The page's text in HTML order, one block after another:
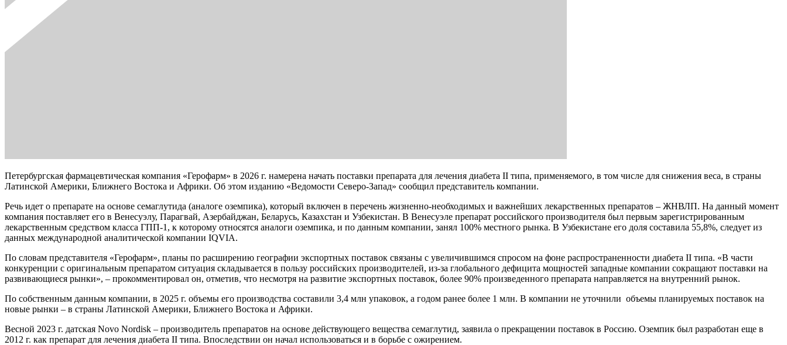
Петербургская фармацевтическая компания «Герофарм» в 2026 г. намерена начать поставки препарата для лечения диабета II типа, применяемого, в том числе для снижения веса, в страны
Латинской Америки, Ближнего Востока и Африки. Об этом изданию «Ведомости Северо-Запад» сообщил представитель компании.
Речь идет о препарате на основе семаглутида (аналоге оземпика), который включен в перечень жизненно-необходимых и важнейших лекарственных препаратов – ЖНВЛП. На данный момент
компания поставляет его в Венесуэлу, Парагвай, Азербайджан, Беларусь, Казахстан и Узбекистан. В Венесуэле препарат российского производителя был первым зарегистрированным
лекарственным средством класса ГПП-1, к которому относятся аналоги оземпика, и по данным компании, занял 100% местного рынка. В Узбекистане его доля составила 55,8%, следует из
данных международной аналитической компании IQVIA.
По словам представителя «Герофарм», планы по расширению географии экспортных поставок связаны с увеличившимся спросом на фоне распространенности диабета II типа. «В части
конкуренции с оригинальным препаратом ситуация складывается в пользу российских производителей, из-за глобального дефицита мощностей западные компании сокращают поставки на
развивающиеся рынки», – прокомментировал он, отметив, что несмотря на развитие экспортных поставок, более 90% произведенного препарата направляется на внутренний рынок.
По собственным данным компании, в 2025 г. объемы его производства составили 3,4 млн упаковок, а годом ранее более 1 млн. В компании не уточнили объемы планируемых поставок на
новые рынки – в страны Латинской Америки, Ближнего Востока и Африки.
Весной 2023 г. датская Novo Nordisk – производитель препаратов на основе действующего вещества семаглутид, заявила о прекращении поставок в Россию. Оземпик был разработан еще в
2012 г. как препарат для лечения диабета II типа. Впоследствии он начал использоваться и в борьбе с ожирением.